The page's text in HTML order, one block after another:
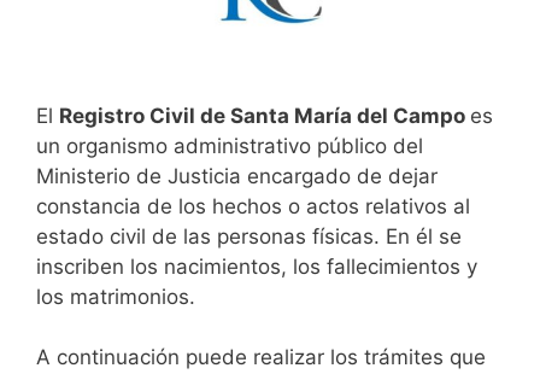
El Registro Civil de Santa María del Campo es
un organismo administrativo público del
Ministerio de Justicia encargado de dejar
constancia de los hechos o actos relativos al
estado civil de las personas físicas. En él se
inscriben los nacimientos, los fallecimientos y
los matrimonios.
A continuación puede realizar los trámites que